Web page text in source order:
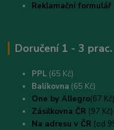
Reklamační formulář
Doručení 1 - 3
PPL (65 Kč)
Balíkovna (65 Kč)
One by Allegro(67 Kč)
Zásilkovna ČR (97 Kč)
Na adresu v ČR (od